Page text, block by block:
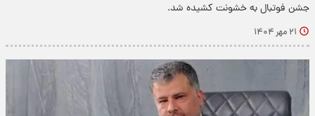
جشن فوتبال به خشونت کشیده شد.
۲۱ مهر ۱۴۰۴